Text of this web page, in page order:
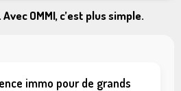
OMMI, c’est plus simple.
immo pour de grands